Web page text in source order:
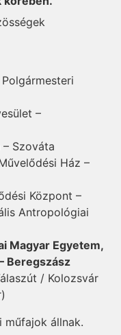
–
Szováta
Ház –
Központ –
Antropológiai
Magyar Egyetem,
Beregszász
/ Kolozsvár
műfajok állnak.